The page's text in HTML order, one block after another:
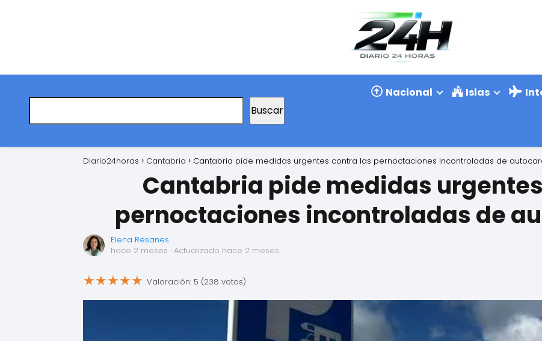
Buscar
Nacional Islas
Diario24horas Cantabria Cantabria pide medidas urgentes contra las pernoctaciones incontroladas de
Cantabria pide medidas
pernoctaciones incontroladas de
Elena Resanes
hace 2 meses · Actualizado hace 2 meses
★★★★★ Valoración: 5 (238 votos)